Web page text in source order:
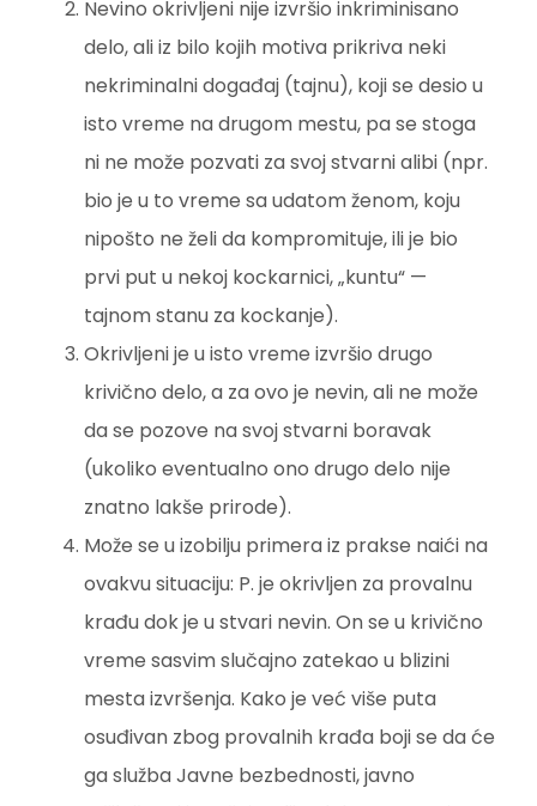
Nevino okrivljeni nije izvršio inkriminisano
delo, ali iz bilo kojih motiva prikriva neki
nekriminalni događaj (tajnu), koji se desio u
isto vreme na drugom mestu, pa se stoga
ni ne može pozvati za svoj stvarni alibi (npr.
bio je u to vreme sa udatom ženom, koju
nipošto ne želi da kompromituje, ili je bio
prvi put u nekoj kockarnici, „kuntu“ —
tajnom stanu za kockanje).
Okrivljeni je u isto vreme izvršio drugo
krivično delo, a za ovo je nevin, ali ne može
da se pozove na svoj stvarni boravak
(ukoliko eventualno ono drugo delo nije
znatno lakše prirode).
Može se u izobilju primera iz prakse naići na
ovakvu situaciju: P. je okrivljen za provalnu
krađu dok je u stvari nevin. On se u krivično
vreme sasvim slučajno zatekao u blizini
mesta izvršenja. Kako je već više puta
osuđivan zbog provalnih krađa boji se da će
ga služba Javne bezbednosti, javno